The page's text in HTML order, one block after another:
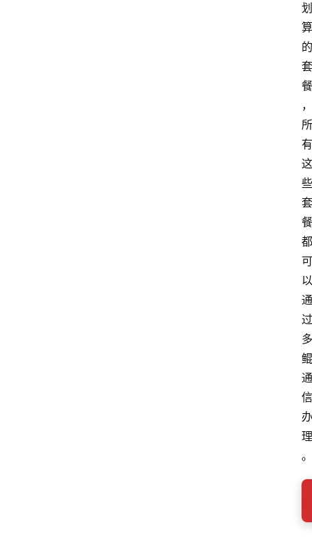
划
算
的
套
餐
，
所
有
这
些
套
餐
都
可
以
通
过
多
鲲
通
信
办
理
。